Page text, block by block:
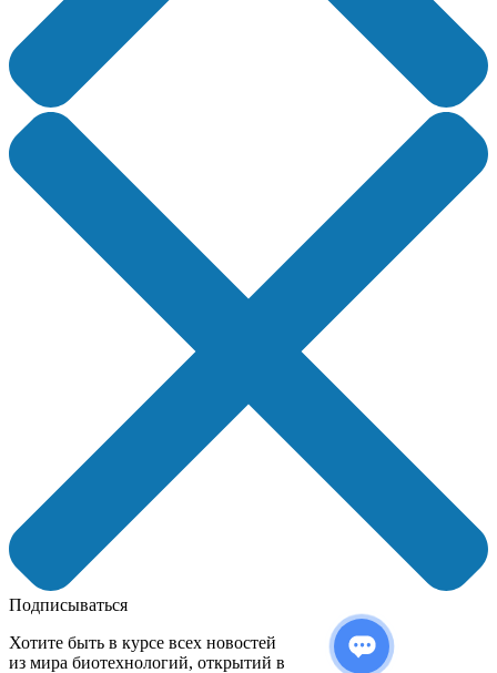
Подписываться
Хотите быть в курсе всех новостей
из мира биотехнологий, открытий в